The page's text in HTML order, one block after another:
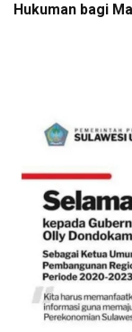
Hukuman bagi